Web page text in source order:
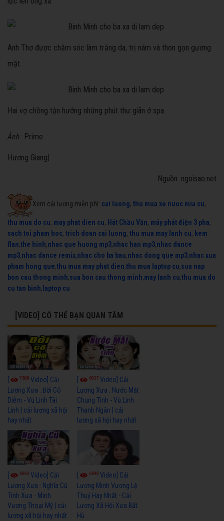
Anh Thơ được chăm sóc làm trắng da, trị nám và thon gọn gương
mặt.
Hai vợ chồng tận hưởng những phút thư giãn ở spa.
Ảnh: Prime
Hương Giang|
Nguồn: ngoisao.net
Xem cải lương miễn phí: cai luong, thu mua xe nuoc mia cu,
thu mua do cu, may phat dien cu, Hát Chầu Văn, máy phát điện 3 pha,
sach toi pham hoc, trich doan cai luong, thu mua may lanh cu, kem
flan,the hinh,nhac que huong mp3,nhac han mp3,nhac dance
mp3,nhac dance remix,nhac cho ba bau,nhac dong que mp3,nhac xua
pham hong que,thu mua may phat dien,thu mua laptop cu,sua nap
bon cau thong minh,sua bon cau thong minh,may lanh cu,thu mua do
cu tan binh, laptop cu
[VIDEO] CÓ THỂ BẠN QUAN TÂM
7688 Video] Cải
Lương Xưa : Đời Cô
Diễm - Vũ Linh Tài
Linh | cải lương xã hội
hay nhất
6937Video] Cải
Lương Xưa : Nước Mắt
Chung Tình - Vũ Linh
Thanh Ngân | cải
lương xã hội hay nhất
6083 Video] Cải
Lương Xưa : Nghĩa Cũ
Tình Xưa - Minh
Vương Thoại Mỹ | cải
lương xã hội hay nhất
6698Video] Cải
Lương Minh Vương Lệ
Thuỷ Hay Nhất - Cải
Lương Xã Hội Xưa Bất
Hủ